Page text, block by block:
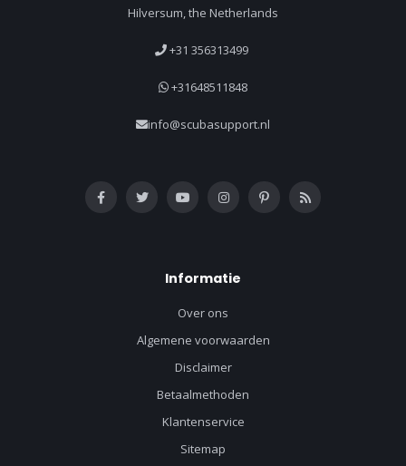
Hilversum, the Netherlands
+31 356313499
+31648511848
info@scubasupport.nl
Informatie
Over ons
Algemene voorwaarden
Disclaimer
Betaalmethoden
Klantenservice
Sitemap